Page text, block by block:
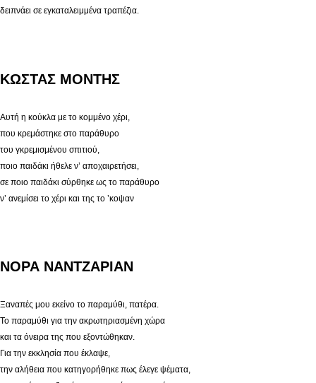
δειπνάει σε εγκαταλειμμένα τραπέζια.
ΚΩΣΤΑΣ ΜΟΝΤΗΣ
Αυτή η κούκλα με το κομμένο χέρι,
που κρεμάστηκε στο παράθυρο
του γκρεμισμένου σπιτιού,
ποιο παιδάκι ήθελε ν’ αποχαιρετήσει,
σε ποιο παιδάκι σύρθηκε ως το παράθυρο
ν’ ανεμίσει το χέρι και της το ’κοψαν
ΝΟΡΑ NΑΝΤΖΑΡΙΑΝ
Ξαναπές μου εκείνο το παραμύθι, πατέρα.
Το παραμύθι για την ακρωτηριασμένη χώρα
και τα όνειρα της που εξοντώθηκαν.
Για την εκκλησία που έκλαψε,
την αλήθεια που κατηγορήθηκε πως έλεγε ψέματα,